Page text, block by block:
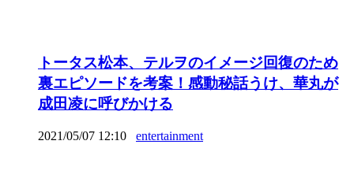
トータス松本、テルヲのイメージ回復のため
裏エピソードを考案！感動秘話うけ、華丸が
成田凌に呼びかける
2021/05/07 12:10 entertainment